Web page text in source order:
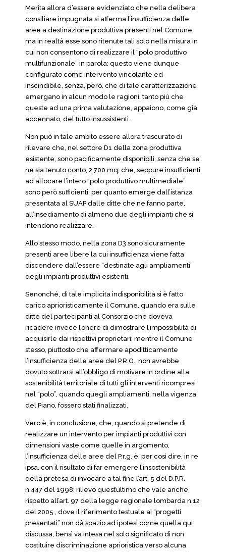
Merita allora d’essere evidenziato che nella delibera
consiliare impugnata si afferma l’insufficienza delle
aree a destinazione produttiva presenti nel Comune,
ma in realtà esse sono ritenute tali solo nella misura in
cui non consentono di realizzare il “polo produttivo
multifunzionale” in parola; questo viene dunque
configurato come intervento vincolante ed
inscindibile, senza, però, che di tale caratterizzazione
emergano in alcun modo le ragioni, tanto più che
queste ad una prima valutazione, appaiono, come già
accennato, del tutto insussistenti.
Non può in tale ambito essere allora trascurato di
rilevare che, nel settore D1 della zona produttiva
esistente, sono pacificamente disponibili, senza che se
ne sia tenuto conto, 2.700 mq, che, seppure insufficienti
ad allocare l’intero “polo produttivo multimediale”
sono però sufficienti, per quanto emerge dall’istanza
presentata al SUAP dalle ditte che ne fanno parte,
all’insediamento di almeno due degli impianti che si
intendono realizzare.
Allo stesso modo, nella zona D3 sono sicuramente
presenti aree libere la cui insufficienza viene fatta
discendere dall’essere “destinate agli ampliamenti”
degli impianti produttivi esistenti.
Senonché, di tale implicita indisponibilità si è fatto
carico aprioristicamente il Comune, quando era sulle
ditte del partecipanti al Consorzio che doveva
ricadere invece l’onere di dimostrare l’impossibilità di
acquisirle dai rispettivi proprietari; mentre il Comune
stesso, piuttosto che affermare apoditticamente
l’insufficienza delle aree del P.R.G., non avrebbe
dovuto sottrarsi all’obbligo di motivare in ordine alla
sostenibilità territoriale di tutti gli interventi ricompresi
nel “polo”, quando quegli ampliamenti, nella vigenza
del Piano, fossero stati finalizzati.
Vero è, in conclusione, che, quando si pretende di
realizzare un intervento per impianti produttivi con
dimensioni vaste come quelle in argomento,
l’insufficienza delle aree del P.r.g. è, per così dire, in re
ipsa, con il risultato di far emergere l’insostenibilità
della pretesa di invocare a tal fine l’art. 5 del D.P.R.
n.447 del 1998; rilievo quest’ultimo che vale anche
rispetto all’art. 97 della legge regionale lombarda n.12
del 2005 , dove il riferimento testuale ai “progetti
presentati” non dà spazio ad ipotesi come quella qui
discussa, bensì va intesa nel solo significato di non
costituire discriminazione aprioristica verso alcuna